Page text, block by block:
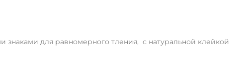
знаками для равномерного тления, с натуральной клейкой